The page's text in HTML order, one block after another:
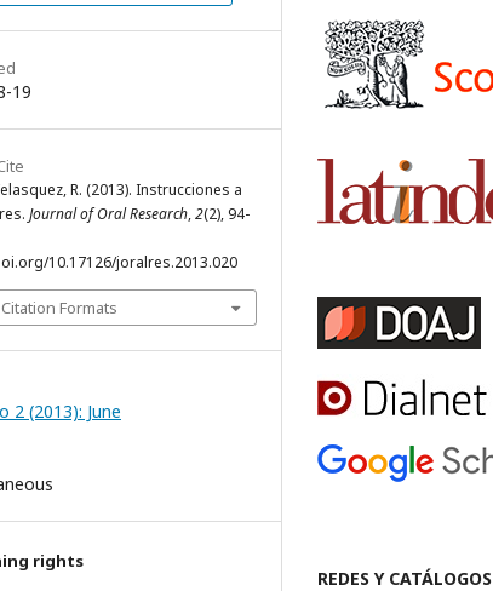
19
R. (2013). Instrucciones a
Journal of Oral Research,2(2), 94-
10.17126/joralres.2013.020
Formats
2 (2013): June
rights
REDES Y CATÁLOGOS